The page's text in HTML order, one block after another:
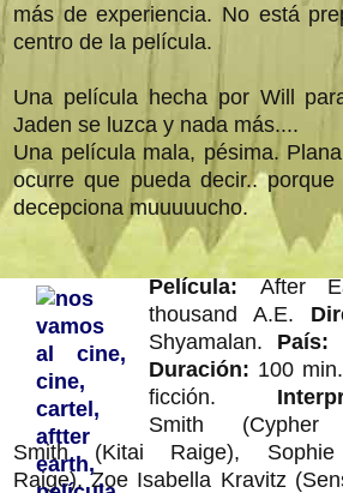
más de experiencia. No está
centro de la película.
Una película hecha por Will
Jaden se luzca y nada más....
Una película mala, pésima.
ocurre que pueda decir..
decepciona muuuuucho.
Película:After
thousand A.E.
Shyamalan. País:
Duración: 100 min.
ficción.
Smith (Cypher
Smith (Kitai Raige),
Raige), Zoe Isabella Kravitz